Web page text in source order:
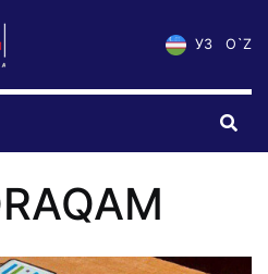
УЗ O`Z